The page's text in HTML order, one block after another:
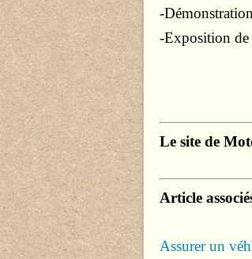
-
-Exposition de
Le site de
Article
Assurer un